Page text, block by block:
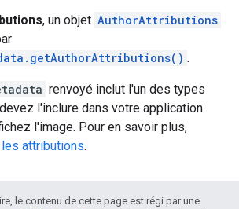
, un objet AuthorAttributions
.
renvoyé inclut l'un des types
l'inclure dans votre application
l'image. Pour en savoir plus,
attributions.
le contenu de cette page est régi par une